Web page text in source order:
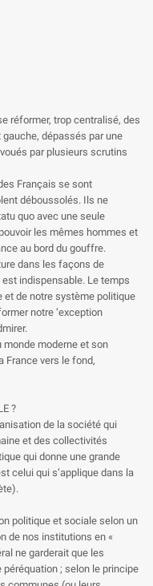
réformer, trop centralisé, des
dépassés par une
par plusieurs scrutins
Français se sont
déboussolés. Ils ne
quo avec une seule
les mêmes hommes et
au bord du gouffre.
dans les façons de
indispensable. Le temps
et de notre système politique
notre ‘exception
monde moderne et son
France vers le fond,
?
de la société qui
et des collectivités
qui donne une grande
celui qui s’applique dans la
politique et sociale selon un
de nos institutions en «
ne garderait que les
; selon le principe